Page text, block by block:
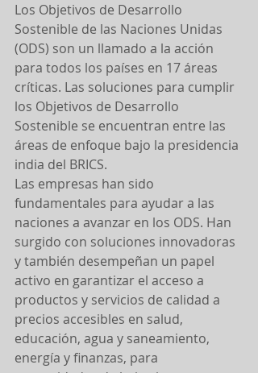
Los Objetivos de Desarrollo
Sostenible de las Naciones Unidas
(ODS) son un llamado a la acción
para todos los países en 17 áreas
críticas. Las soluciones para cumplir
los Objetivos de Desarrollo
Sostenible se encuentran entre las
áreas de enfoque bajo la presidencia
india del BRICS.
Las empresas han sido
fundamentales para ayudar a las
naciones a avanzar en los ODS. Han
surgido con soluciones innovadoras
y también desempeñan un papel
activo en garantizar el acceso a
productos y servicios de calidad a
precios accesibles en salud,
educación, agua y saneamiento,
energía y finanzas, para